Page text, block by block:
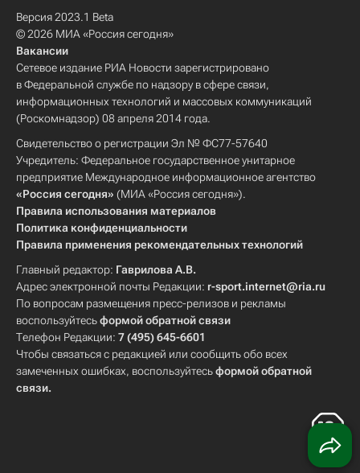
Версия 2023.1 Beta
© 2026 МИА «Россия сегодня»
Вакансии
Сетевое издание РИА Новости зарегистрировано
в Федеральной службе по надзору в сфере связи,
информационных технологий и массовых коммуникаций
(Роскомнадзор) 08 апреля 2014 года.
Свидетельство о регистрации Эл № ФС77-57640
Учредитель: Федеральное государственное унитарное
предприятие Международное информационное агентство
«Россия сегодня» (МИА «Россия сегодня»).
Правила использования материалов
Политика конфиденциальности
Правила применения рекомендательных технологий
Главный редактор: Гаврилова А.В.
Адрес электронной почты Редакции: r-sport.internet@ria.ru
По вопросам размещения пресс-релизов и рекламы
воспользуйтесьформой обратной связи
Телефон Редакции: 7 (495) 645-6601
Чтобы связаться с редакцией или сообщить обо всех
замеченных ошибках, воспользуйтесьформой обратной
связи.